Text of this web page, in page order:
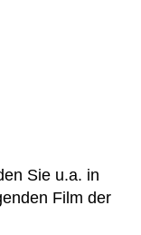
Sie u.a. in
Film der